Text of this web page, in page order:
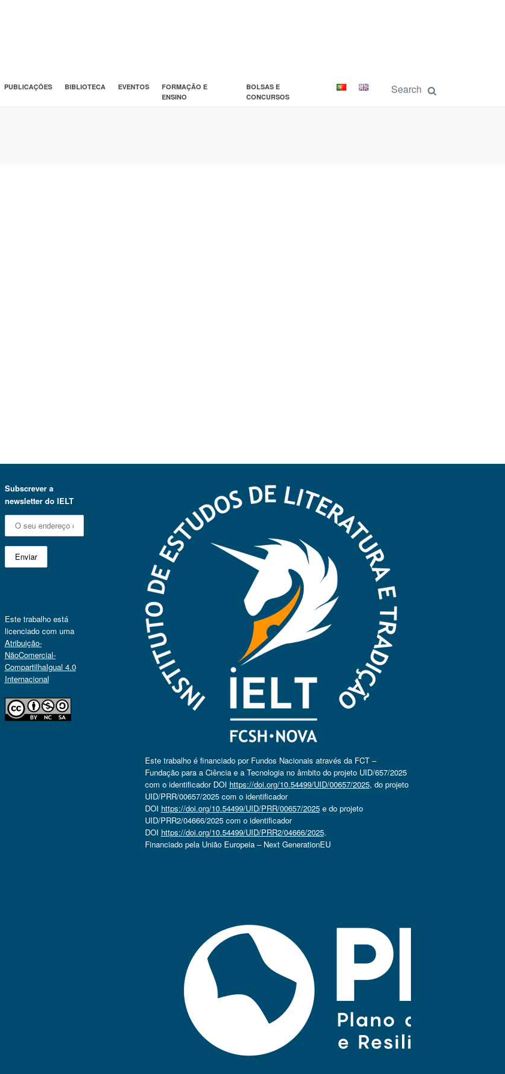
PUBLICAÇÕES BIBLIOTECA EVENTOS
FORMAÇÃO E
ENSINO
BOLSAS E
CONCURSOS
Subscrever a
newsletter do IELT
Este trabalho está
licenciado com uma
Atribuição-
NãoComercial-
CompartilhaIgual 4.0
Internacional
Este trabalho é financiado por Fundos Nacionais através da FCT –
Fundação para a Ciência e a Tecnologia no âmbito do projeto UID/657/2025
com o identificador DOI https://doi.org/10.54499/UID/00657/2025, do projeto
UID/PRR/00657/2025 com o identificador
DOI https://doi.org/10.54499/UID/PRR/00657/2025e do projeto
UID/PRR2/04666/2025 com o identificador
DOI https://doi.org/10.54499/UID/PRR2/04666/2025.
Financiado pela União Europeia – Next GenerationEU